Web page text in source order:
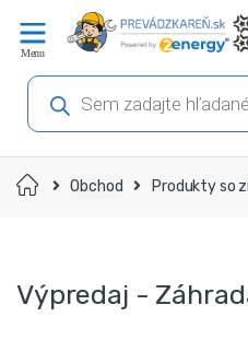
navigáciu
obsah
Products
search
Domov Obchod Produkty so
Výpredaj -